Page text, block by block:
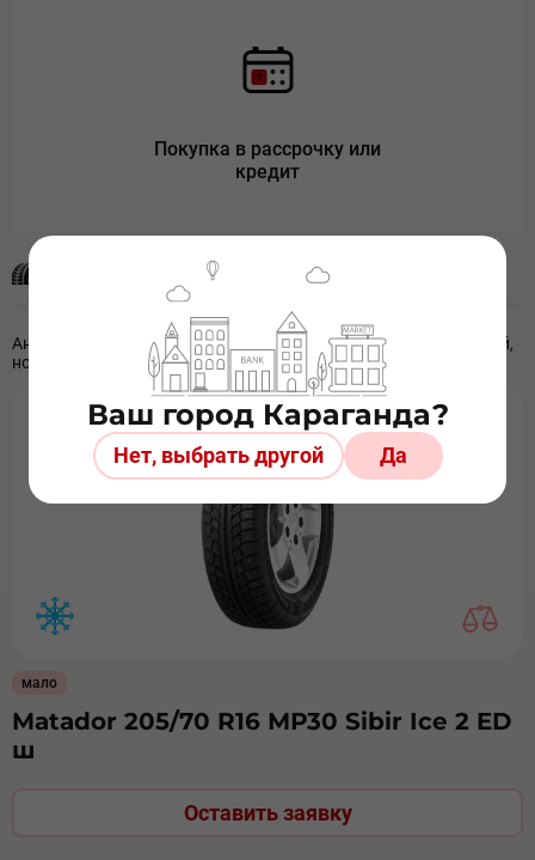
Покупка в рассрочку или
кредит
Аналогичные шины
Аналогичными шинами считаем шины разных производителей,
но с идентичными размерами и сезонностью
мало
Matador 205/70 R16 МР30 Sibir Ice 2 ED
ш
Оставить заявку
Ваш город Караганда?
Нет, выбрать другой Да